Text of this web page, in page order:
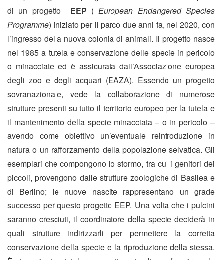
di un progetto EEP (European Endangered Species
Programme) iniziato per il parco due anni fa, nel 2020, con
l’ingresso della nuova colonia di animali. Il progetto nasce
nel 1985 a tutela e conservazione delle specie in pericolo
o minacciate ed è assicurata dall’Associazione europea
degli zoo e degli acquari (EAZA). Essendo un progetto
sovranazionale, vede la collaborazione di numerose
strutture presenti su tutto il territorio europeo per la tutela e
il mantenimento della specie minacciata – o in pericolo –
avendo come obiettivo un’eventuale reintroduzione in
natura o un rafforzamento della popolazione selvatica. Gli
esemplari che compongono lo stormo, tra cui i genitori dei
piccoli, provengono dalle strutture zoologiche di Basilea e
di Berlino; le nuove nascite rappresentano un grade
successo per questo progetto EEP. Una volta che i pulcini
saranno cresciuti, il coordinatore della specie deciderà in
quali strutture indirizzarli per permettere la corretta
conservazione della specie e la riproduzione della stessa.